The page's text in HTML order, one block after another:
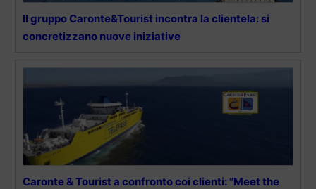
Il gruppo Caronte&Tourist incontra la clientela: si
concretizzano nuove iniziative
Caronte & Tourist a confronto coi clienti: “Meet the